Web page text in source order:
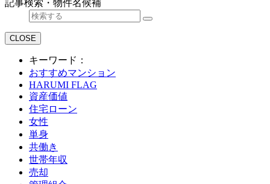
記事検索・物件名候補
CLOSE
キーワード：
おすすめマンション
HARUMI FLAG
資産価値
住宅ローン
女性
単身
共働き
世帯年収
売却